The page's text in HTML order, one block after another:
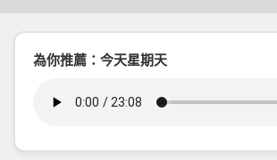
為你推薦：今天星期天